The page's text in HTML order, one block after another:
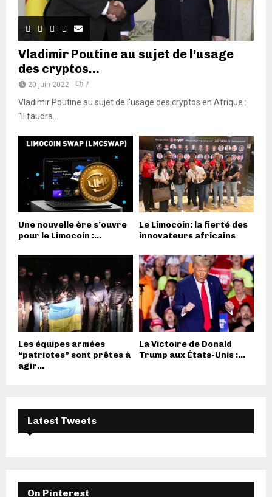
Vladimir Poutine au sujet de l’usage
des cryptos...
20 juin 2022 7
Vladimir Poutine au sujet de l’usage des cryptos en Afrique :
“Il faudra...
Une nouvelle ère s’ouvre
pour le Limocoin :...
Le Limocoin: la fierté des
innovateurs africains
Les équipes armées
“patriotes” sont prêtes à
agir...
La Victoire de Donald
Trump aux États-Unis :...
Latest Tweets
On Pinterest